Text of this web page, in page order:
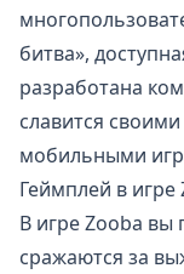
битва»,
разработана
славится
мобильными
Геймплей в игре
В игре Zooba вы
сражаются за